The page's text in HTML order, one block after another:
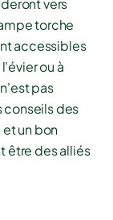
vers
torche
accessibles
ou à
pas
des
un bon
être des alliés